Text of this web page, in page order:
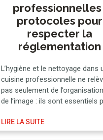
professionnelles
protocoles pour
respecter la
réglementation
L’hygiène et le nettoyage dans
cuisine professionnelle ne
pas seulement de
de l’image : ils sont essentiels
vigueur et, par conséquent,
préserver la sécurité
LIRE LA SUITE